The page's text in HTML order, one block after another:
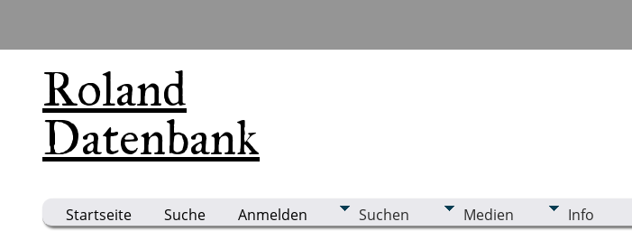
Roland
Datenbank
Startseite Suche Anmelden Suchen Medien Info